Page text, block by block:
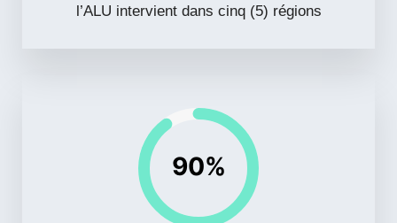
l’ALU intervient dans cinq (5) régions
90%